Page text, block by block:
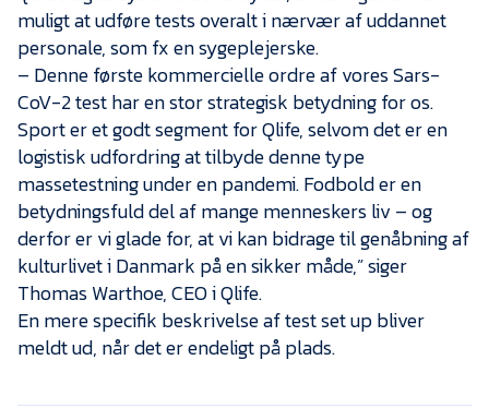
muligt at udføre tests overalt i nærvær af uddannet
personale, som fx en sygeplejerske.
– Denne første kommercielle ordre af vores Sars-
CoV-2 test har en stor strategisk betydning for os.
Sport er et godt segment for Qlife, selvom det er en
logistisk udfordring at tilbyde denne type
massetestning under en pandemi. Fodbold er en
betydningsfuld del af mange menneskers liv – og
derfor er vi glade for, at vi kan bidrage til genåbning af
kulturlivet i Danmark på en sikker måde,” siger
Thomas Warthoe, CEO i Qlife.
En mere specifik beskrivelse af test set up bliver
meldt ud, når det er endeligt på plads.